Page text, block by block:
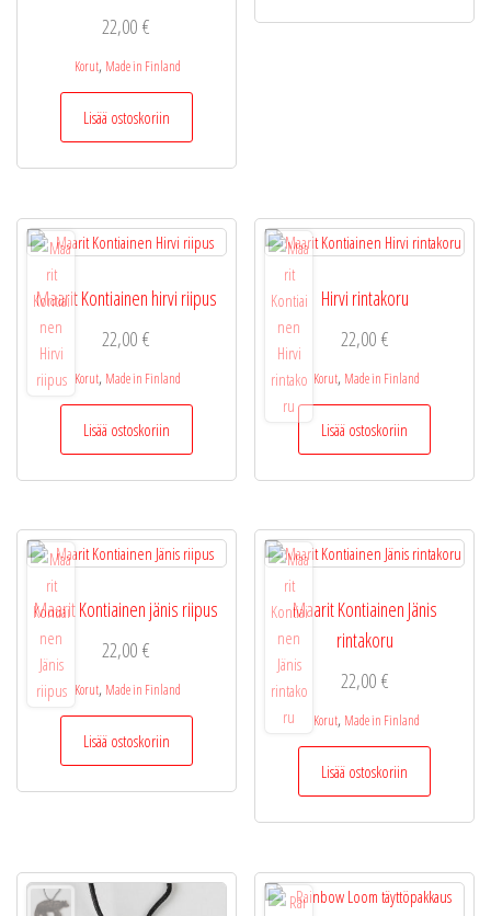
22,00€
Korut, Made in Finland
Lisää ostoskoriin
Maarit Kontiainen hirvi riipus
22,00€
Korut, Made in Finland
Lisää ostoskoriin
Hirvi rintakoru
22,00 €
Korut, Made in Finland
Lisää ostoskoriin
Maarit Kontiainen jänis riipus
22,00€
Korut, Made in Finland
Lisää ostoskoriin
Maarit Kontiainen Jänis
rintakoru
22,00 €
Korut, Made in Finland
Lisää ostoskoriin